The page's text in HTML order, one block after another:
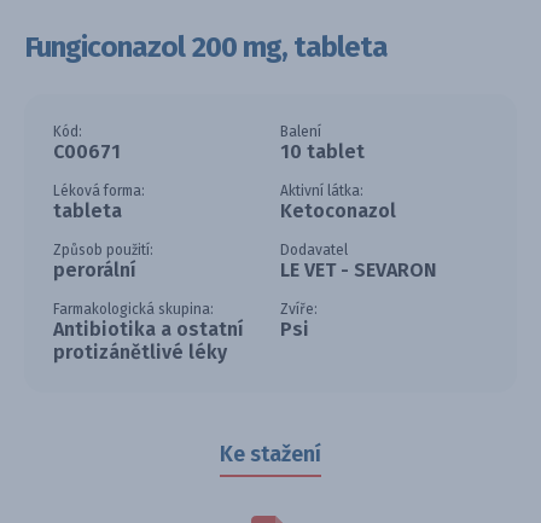
Fungiconazol 200 mg, tableta
Kód:
C00671
Balení
10 tablet
Léková forma:
tableta
Aktivní látka:
Ketoconazol
Způsob použití:
perorální
Dodavatel
LE VET - SEVARON
Farmakologická skupina:
Antibiotika a ostatní
protizánětlivé léky
Zvíře:
Psi
Ke stažení